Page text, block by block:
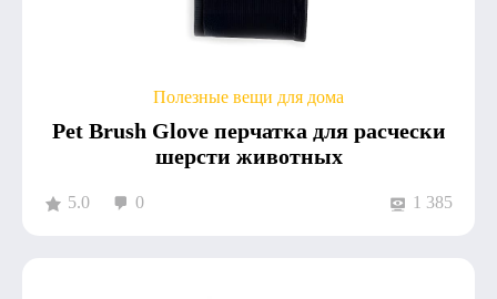
Полезные вещи для дома
Pet Brush Glove перчатка для расчески
шерсти животных
5.0 0 1 385